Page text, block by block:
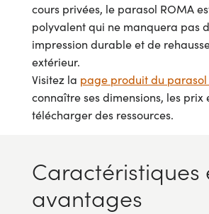
cours privées, le parasol ROMA
polyvalent qui ne manquera pas
impression durable et de
extérieur.
Visitez la page produit du parasol
connaître ses dimensions, les prix
télécharger des ressources.
Caractéristiques
avantages